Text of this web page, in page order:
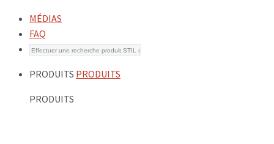
MÉDIAS
FAQ
PRODUITS PRODUITS
PRODUITS